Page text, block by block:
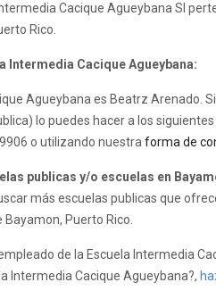
Cacique Agueybana SI
Rico.
Intermedia Cacique Agueybana:
Agueybana es Beatrz Arenado.
lo puedes hacer a los
o utilizando nuestra forma de
publicas y/o escuelas en
más escuelas publicas que
Puerto Rico.
de la Escuela Intermedia
Intermedia Cacique Agueybana?,